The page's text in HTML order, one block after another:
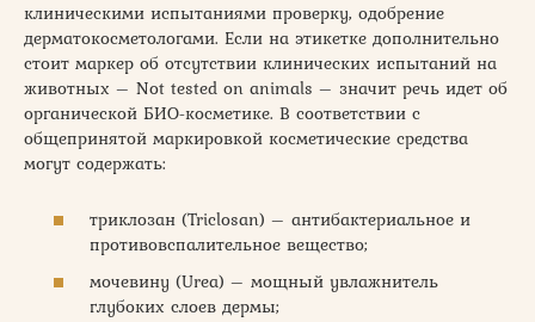
клиническими испытаниями проверку, одобрение
дерматокосметологами. Если на этикетке дополнительно
стоит маркер об отсутствии клинических испытаний на
животных – Not tested on animals – значит речь идет об
органической БИО-косметике. В соответствии с
общепринятой маркировкой косметические средства
могут содержать:
триклозан (Triclosan) – антибактериальное и
противовспалительное вещество;
мочевину (Urea) – мощный увлажнитель
глубоких слоев дермы;